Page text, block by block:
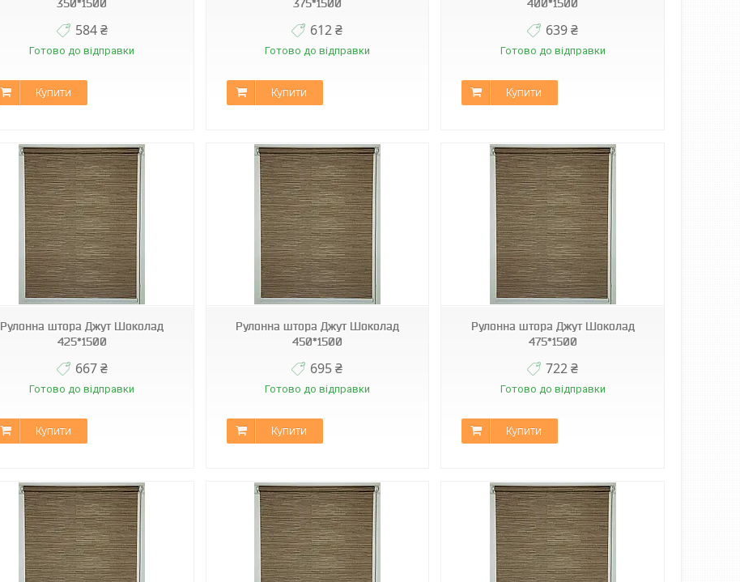
350*1500
584 ₴
Готово до відправки
Купити
375*1500
612 ₴
Готово до відправки
Купити
400*1500
639 ₴
Готово до відправки
Купити
Рулонна штора Джут Шоколад
425*1500
667 ₴
Готово до відправки
Купити
А-512
Рулонна штора Джут Шоколад
450*1500
695 ₴
Готово до відправки
Купити
А-512
Рулонна штора Джут Шоколад
475*1500
722 ₴
Готово до відправки
Купити